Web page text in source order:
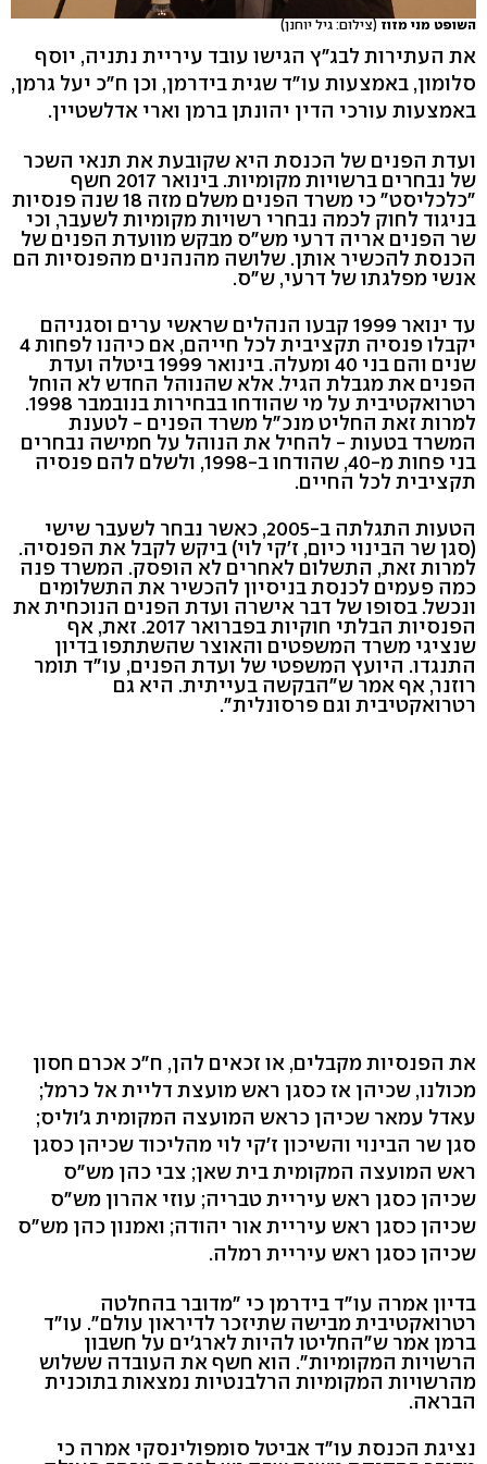
השופט מני מזוז (צילום: גיל יוחנן)
את העתירות לבג"ץ הגישו עובד עיריית נתניה, יוסף
סלומון, באמצעות עו"ד שגית בידרמן, וכן ח"כ יעל גרמן,
באמצעות עורכי הדין יהונתן ברמן וארי אדלשטיין.
ועדת הפנים של הכנסת היא שקובעת את תנאי השכר
של נבחרים ברשויות מקומיות. בינואר 2017 חשף
"כלכליסט" כי משרד הפנים משלם מזה 18 שנה פנסיות
בניגוד לחוק לכמה נבחרי רשויות מקומיות לשעבר, וכי
שר הפנים אריה דרעי מש"ס מבקש מוועדת הפנים של
הכנסת להכשיר אותן. שלושה מהנהנים מהפנסיות הם
אנשי מפלגתו של דרעי, ש"ס.
עד ינואר 1999 קבעו הנהלים שראשי ערים וסגניהם
יקבלו פנסיה תקציבית לכל חייהם, אם כיהנו לפחות 4
שנים והם בני 40 ומעלה. בינואר 1999 ביטלה ועדת
הפנים את מגבלת הגיל. אלא שהנוהל החדש לא הוחל
רטרואקטיבית על מי שהודחו בבחירות בנובמבר 1998.
למרות זאת החליט מנכ"ל משרד הפנים - לטענת
המשרד בטעות - להחיל את הנוהל על חמישה נבחרים
בני פחות מ-40, שהודחו ב-1998, ולשלם להם פנסיה
תקציבית לכל החיים.
הטעות התגלתה ב-2005, כאשר נבחר לשעבר שישי
(סגן שר הבינוי כיום, ז'קי לוי) ביקש לקבל את הפנסיה.
למרות זאת, התשלום לאחרים לא הופסק. המשרד פנה
כמה פעמים לכנסת בניסיון להכשיר את התשלומים
ונכשל. בסופו של דבר אישרה ועדת הפנים הנוכחית את
הפנסיות הבלתי חוקיות בפברואר 2017. זאת, אף
שנציגי משרד המשפטים והאוצר שהשתתפו בדיון
התנגדו. היועץ המשפטי של ועדת הפנים, עו"ד תומר
רוזנר, אף אמר ש"הבקשה בעייתית. היא גם
רטרואקטיבית וגם פרסונלית".
את הפנסיות מקבלים, או זכאים להן, ח"כ אכרם חסון
מכולנו, שכיהן אז כסגן ראש מועצת דליית אל כרמל;
עאדל עמאר שכיהן כראש המועצה המקומית ג'וליס;
סגן שר הבינוי והשיכון ז'קי לוי מהליכוד שכיהן כסגן
ראש המועצה המקומית בית שאן; צבי כהן מש"ס
שכיהן כסגן ראש עיריית טבריה; עוזי אהרון מש"ס
שכיהן כסגן ראש עיריית אור יהודה; ואמנון כהן מש"ס
שכיהן כסגן ראש עיריית רמלה.
בדיון אמרה עו"ד בידרמן כי "מדובר בהחלטה
רטרואקטיבית מבישה שתיזכר לדיראון עולם". עו"ד
ברמן אמר ש"החליטו להיות לארג'ים על חשבון
הרשויות המקומיות". הוא חשף את העובדה ששלוש
מהרשויות המקומיות הרלבנטיות נמצאות בתוכנית
הבראה.
נציגת הכנסת עו"ד אביטל סומפולינסקי אמרה כי